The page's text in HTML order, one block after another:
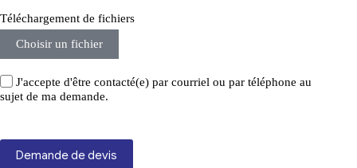
Téléchargement de fichiers
Choisir un fichier
J'accepte d'être contacté(e) par courriel ou par téléphone au
sujet de ma demande.
Demande de devis